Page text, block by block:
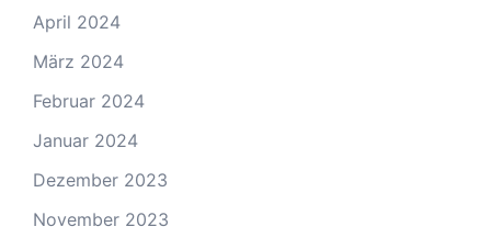
April 2024
März 2024
Februar 2024
Januar 2024
Dezember 2023
November 2023